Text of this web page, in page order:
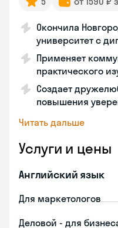
Окончила
университет с
Применяет
практического
Создает
повышения
Читать дальше
Услуги и цены
Английский язык
Для маркетологов
Деловой - для